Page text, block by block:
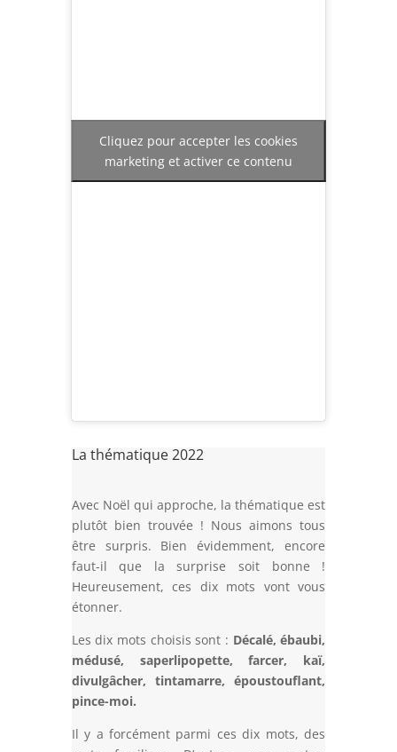
Cliquez pour accepter les cookies
marketing et activer ce contenu
La thématique 2022
Avec Noël qui approche, la thématique est
plutôt bien trouvée ! Nous aimons tous
être surpris. Bien évidemment, encore
faut-il que la surprise soit bonne !
Heureusement, ces dix mots vont vous
étonner.
Les dix mots choisis sont : Décalé, ébaubi,
médusé, saperlipopette, farcer, kaï,
divulgâcher, tintamarre, époustouflant,
pince-moi.
Il y a forcément parmi ces dix mots, des